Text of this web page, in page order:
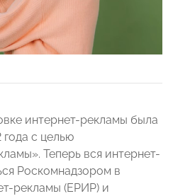
интернет-рекламы была
года с целью
Теперь вся интернет-
Роскомнадзором в
рекламы (ЕРИР) и